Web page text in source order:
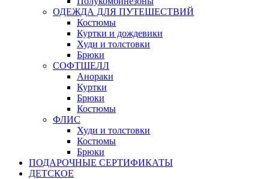
ОДЕЖДА ДЛЯ ПУТЕШЕСТВИЙ
Костюмы
Куртки и дождевики
Худи и толстовки
Брюки
СОФТШЕЛЛ
Анораки
Куртки
Брюки
Костюмы
ФЛИС
Худи и толстовки
Костюмы
Брюки
ПОДАРОЧНЫЕ СЕРТИФИКАТЫ
ДЕТСКОЕ